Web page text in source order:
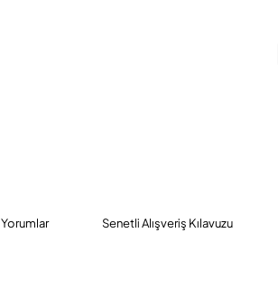
Yorumlar Senetli Alışveriş Kılavuzu